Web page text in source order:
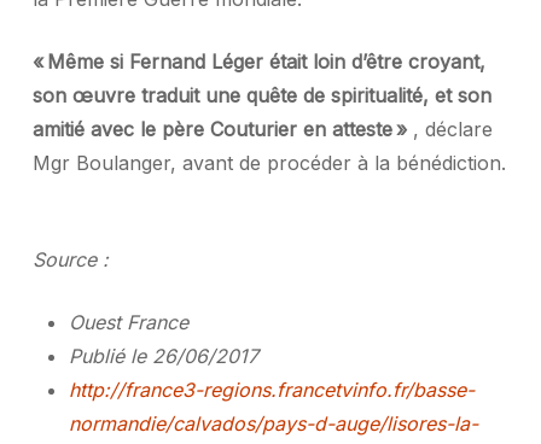
« Même si Fernand Léger était loin d’être croyant,
son œuvre traduit une quête de spiritualité, et son
amitié avec le père Couturier en atteste », déclare
Mgr Boulanger, avant de procéder à la bénédiction.
Source :
Ouest France
Publié le 26/06/2017
http://france3-regions.francetvinfo.fr/basse-
normandie/calvados/pays-d-auge/lisores-la-